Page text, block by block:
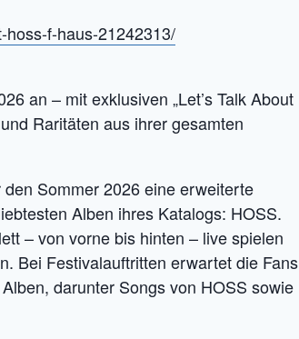
hoss-f-haus-21242313/
an – mit exklusiven „Let’s Talk About
Raritäten aus ihrer gesamten
Sommer 2026 eine erweiterte
Alben ihres Katalogs: HOSS.
– von vorne bis hinten – live spielen
Bei Festivalauftritten erwartet die Fans
darunter Songs von HOSS sowie